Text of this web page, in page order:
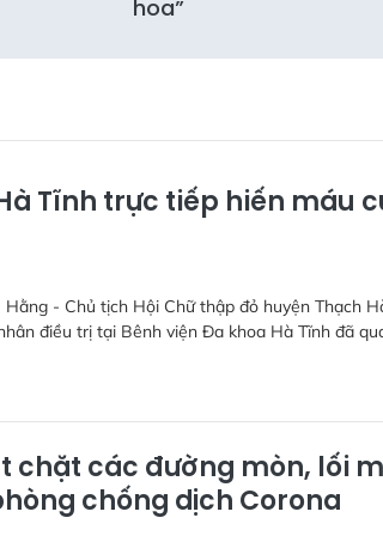
hoa”
Tĩnh trực tiếp hiến máu
- Chủ tịch Hội Chữ thập đỏ huyện Thạch
điều trị tại Bênh viện Đa khoa Hà Tĩnh đã
chặt các đường mòn, lối
chống dịch Corona